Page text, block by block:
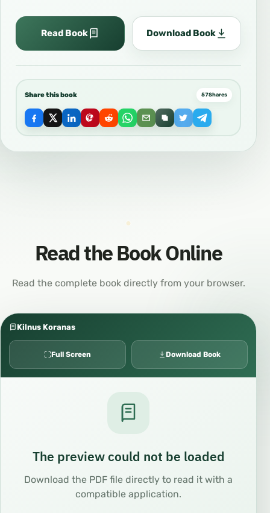
Read Book Download Book
Share this book 57Shares
Read the Book Online
Read the complete book directly from your browser.
Kilnus Koranas
Full Screen Download Book
The preview could not be loaded
Download the PDF file directly to read it with a
compatible application.